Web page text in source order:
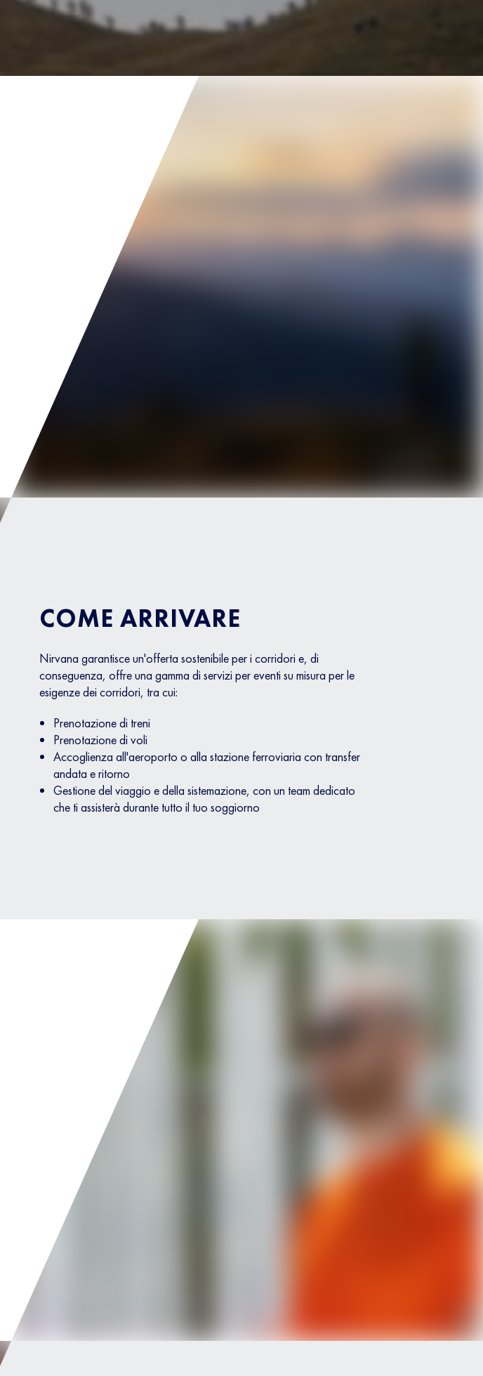
COME ARRIVARE
Nirvana garantisce un'offerta sostenibile per i corridori e, di
conseguenza, offre una gamma di servizi per eventi su misura per le
esigenze dei corridori, tra cui:
Prenotazione di treni
Prenotazione di voli
Accoglienza all'aeroporto o alla stazione ferroviaria con transfer
andata e ritorno
Gestione del viaggio e della sistemazione, con un team dedicato
che ti assisterà durante tutto il tuo soggiorno